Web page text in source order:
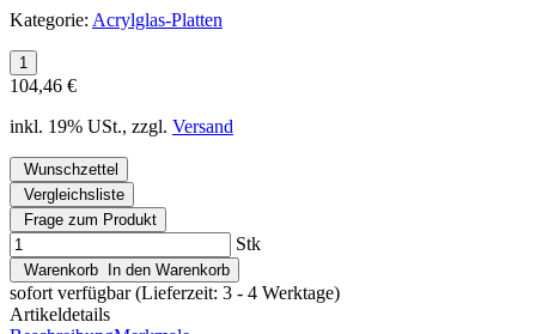
Kategorie: Acrylglas-Platten
104,46 €
inkl. 19% USt., zzgl. Versand
Wunschzettel
Vergleichsliste
Frage zum Produkt
Stk
Warenkorb In den Warenkorb
sofort verfügbar (Lieferzeit: 3 - 4 Werktage)
Artikeldetails